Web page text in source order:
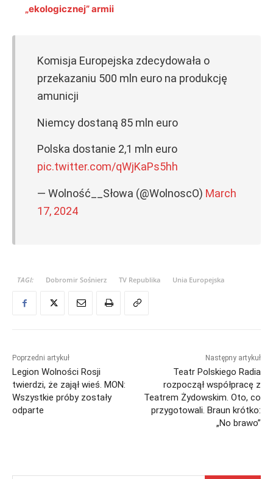
„ekologicznej” armii
Komisja Europejska zdecydowała o
przekazaniu 500 mln euro na produkcję
amunicji
Niemcy dostaną 85 mln euro
Polska dostanie 2,1 mln euro
pic.twitter.com/qWjKaPs5hh
— Wolność__Słowa (@WolnoscO) March
17, 2024
TAGI: Dobromir Sośnierz TV Republika Unia Europejska
Poprzedni artykuł
Legion Wolności Rosji
twierdzi, że zajął wieś. MON:
Wszystkie próby zostały
odparte
Następny artykuł
Teatr Polskiego Radia
rozpoczął współpracę z
Teatrem Żydowskim. Oto, co
przygotowali. Braun krótko:
„No brawo”